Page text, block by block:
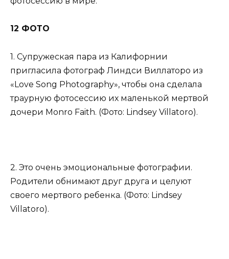
12 ФОТО
1. Супружеская пара из Калифорнии
пригласила фотограф Линдси Виллаторо из
«Love Song Photography», чтобы она сделала
траурную фотосессию их маленькой мертвой
дочери Monro Faith. (Фото: Lindsey Villatoro).
2. Это очень эмоциональные фотографии.
Родители обнимают друг друга и целуют
своего мертвого ребенка. (Фото: Lindsey
Villatoro).